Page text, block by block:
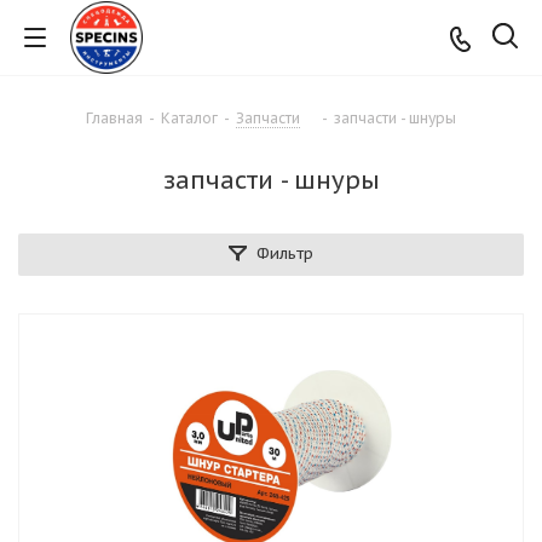
Главная - Каталог - Запчасти - запчасти - шнуры
запчасти - шнуры
Фильтр